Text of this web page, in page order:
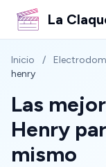
La
Inicio /
henry
Las
Henry
mismo